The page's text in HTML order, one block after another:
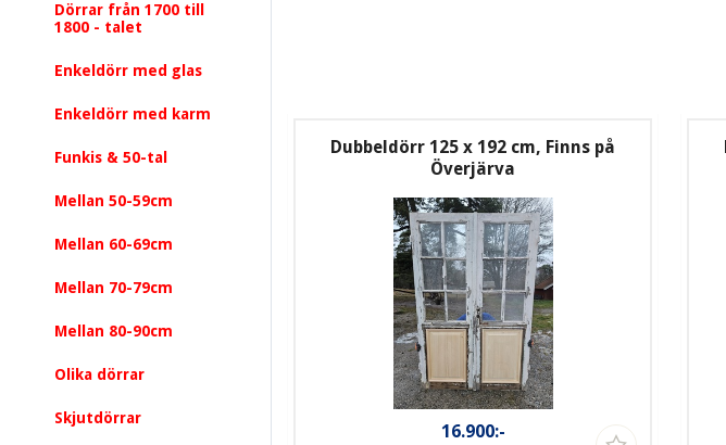
Dörrar från 1700 till
1800 - talet
Enkeldörr med glas
Enkeldörr med karm
Funkis & 50-tal
Mellan 50-59cm
Mellan 60-69cm
Mellan 70-79cm
Mellan 80-90cm
Olika dörrar
Skjutdörrar
Dubbeldörr 125 x 192 cm, Finns på
Överjärva
16.900:-